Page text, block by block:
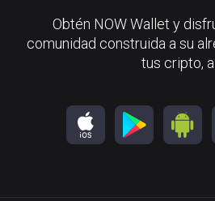
Obtén NOW Wallet y
comunidad construida a su
tus cripto,